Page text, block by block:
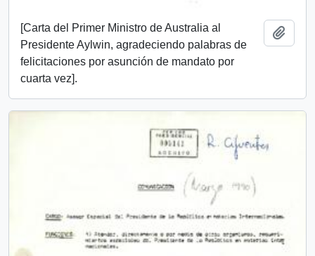
[Carta del Primer Ministro de Australia al
Presidente Aylwin, agradeciendo palabras de
felicitaciones por asunción de mandato por
cuarta vez].